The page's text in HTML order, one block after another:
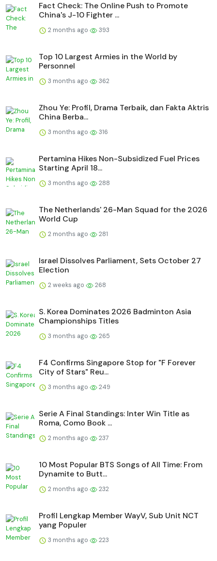
Fact Check: The Online Push to Promote
China's J-10 Fighter ...
2 months ago 393
Top 10 Largest Armies in the World by
Personnel
3 months ago 362
Zhou Ye: Profil, Drama Terbaik, dan Fakta Aktris
China Berba...
3 months ago 316
Pertamina Hikes Non-Subsidized Fuel Prices
Starting April 18...
3 months ago 288
The Netherlands' 26-Man Squad for the 2026
World Cup
2 months ago 281
Israel Dissolves Parliament, Sets October 27
Election
2 weeks ago 268
S. Korea Dominates 2026 Badminton Asia
Championships Titles
3 months ago 265
F4 Confirms Singapore Stop for "F Forever
City of Stars" Reu...
3 months ago 249
Serie A Final Standings: Inter Win Title as
Roma, Como Book ...
2 months ago 237
10 Most Popular BTS Songs of All Time: From
Dynamite to Butt...
2 months ago 232
Profil Lengkap Member WayV, Sub Unit NCT
yang Populer
3 months ago 223